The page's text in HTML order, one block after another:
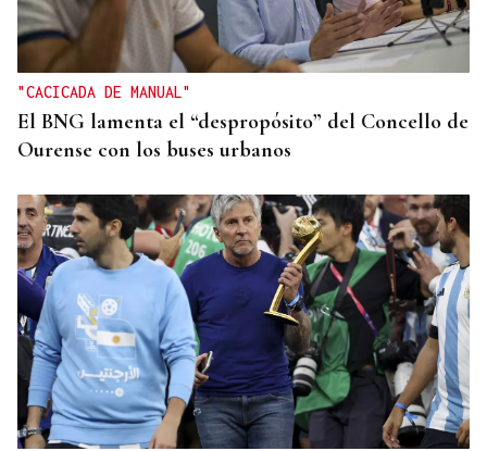
Un tribunal de Estados Unidos multa a Meta con
567 millones de dólares por perjudicar la salud
mental de los menores
"CACICADA DE MANUAL"
El BNG lamenta el “despropósito” del Concello de
Ourense con los buses urbanos